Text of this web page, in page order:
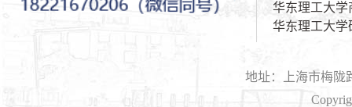
华东理工大学
华东理工大学
地址：上海市梅